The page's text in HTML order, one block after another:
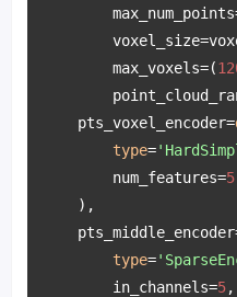
        max_voxels=(
    pts_voxel_encoder=
type=
        num_features=
5
    ),
type=
        in_channels=
5,